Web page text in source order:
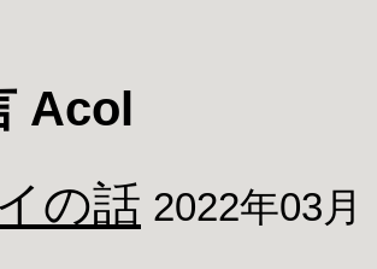
Acol
の話 2022年03月